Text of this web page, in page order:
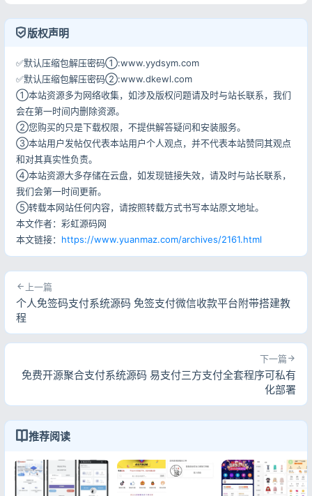
版权声明
✅默认压缩包解压密码①:www.yydsym.com
✅默认压缩包解压密码②:www.dkewl.com
①本站资源多为网络收集，如涉及版权问题请及时与站长联系，我们
会在第一时间内删除资源。
②您购买的只是下载权限，不提供解答疑问和安装服务。
③本站用户发帖仅代表本站用户个人观点，并不代表本站赞同其观点
和对其真实性负责。
④本站资源大多存储在云盘，如发现链接失效，请及时与站长联系，
我们会第一时间更新。
⑤转载本网站任何内容，请按照转载方式书写本站原文地址。
本文作者：彩虹源码网
本文链接： https://www.yuanmaz.com/archives/2161.html
上一篇
个人免签码支付系统源码 免签支付微信收款平台附带搭建教
程
下一篇
免费开源聚合支付系统源码 易支付三方支付全套程序可私有
化部署
推荐阅读
登录
记住登录 忘记密码?